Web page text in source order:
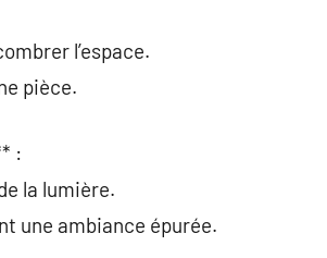
l’espace.
pièce.
:
la lumière.
une ambiance épurée.